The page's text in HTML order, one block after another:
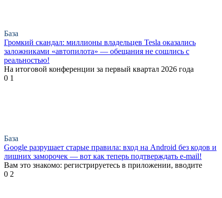
База
Громкий скандал: миллионы владельцев Tesla оказались
заложниками «автопилота» — обещания не сошлись с
реальностью!
На итоговой конференции за первый квартал 2026 года
0 1
База
Google разрушает старые правила: вход на Android без кодов и
лишних заморочек — вот как теперь подтверждать e-mail!
Вам это знакомо: регистрируетесь в приложении, вводите
0 2